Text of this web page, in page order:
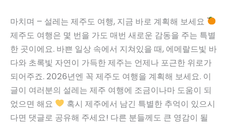
마치며 – 설레는 제주도 여행, 지금 바로 계획해 보세요
제주도 여행은 몇 번을 가도 매번 새로운 감동을 주는 특별
한 곳이에요. 바쁜 일상 속에서 지쳐있을 때, 에메랄드빛 바
다와 초록빛 자연이 가득한 제주는 언제나 포근한 위로가
되어주죠. 2026년엔 꼭 제주도 여행을 계획해 보세요. 이
글이 여러분의 설레는 제주 여행에 조금이나마 도움이 되
었으면 해요
혹시 제주에서 남긴 특별한 추억이 있으시
다면 댓글로 공유해 주세요! 다른 분들께도 큰 영감이 될